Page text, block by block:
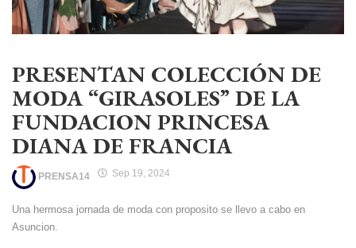
PRESENTAN COLECCIÓN DE
MODA “GIRASOLES” DE LA
FUNDACION PRINCESA
DIANA DE FRANCIA
PRENSA14 Sep 19, 2024
Una hermosa jornada de moda con proposito se llevo a cabo en
Asuncion.